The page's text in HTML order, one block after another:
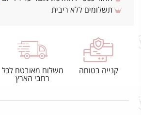
תשלומים ללא ריבית
קנייה בטוחה
משלוח מאובטח לכל
רחבי הארץ